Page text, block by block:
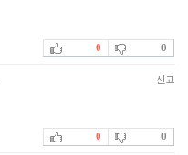
0 0
신고
0 0